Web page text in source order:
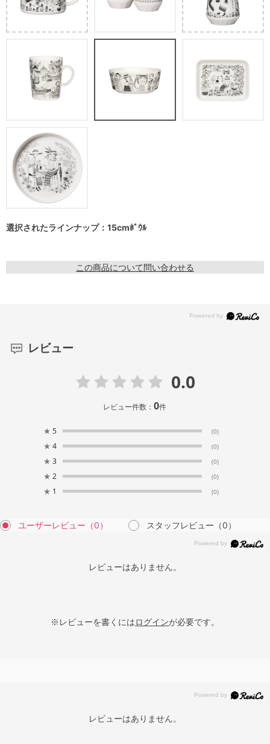
選択されたラインナップ：15cmﾎﾞｳﾙ
この商品について問い合わせる
レビュー
0.0
レビュー件数：0件
★ 5 (0)
★ 4 (0)
★ 3 (0)
★ 2 (0)
★ 1 (0)
ユーザーレビュー （0） スタッフレビュー （0）
レビューはありません。
※レビューを書くにはログインが必要です。
レビューはありません。